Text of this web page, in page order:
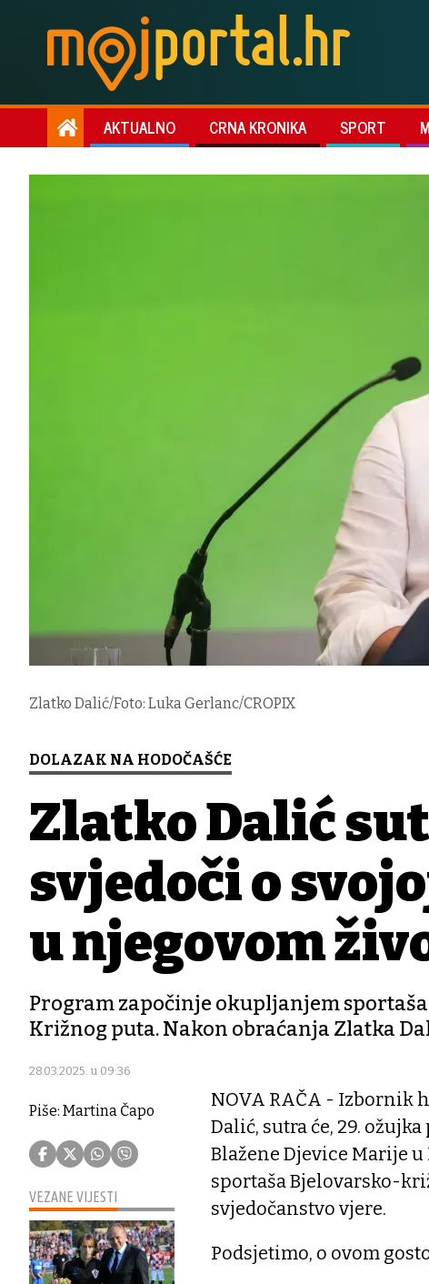
AKTUALNO CRNA KRONIKA SPORT
Zlatko Dalić/Foto: Luka Gerlanc/CROPIX
DOLAZAK NA HODOČAŠĆE
Zlatko Dalić
svjedoči o
u njegovom
Program započinje okupljanjem sportaša
Križnog puta. Nakon obraćanja Zlatka
28.03.2025. u 09:36
Piše: Martina Čapo
VEZANE VIJESTI
NOVA RAČA - Izbornik
Dalić, sutra će, 29.
Blažene Djevice Marije u
sportaša Bjelovarsko-
svjedočanstvo vjere.
Podsjetimo, o ovom